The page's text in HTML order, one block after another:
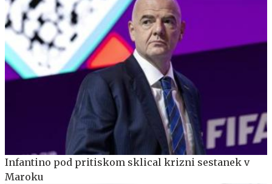
Infantino pod pritiskom sklical krizni sestanek v
Maroku